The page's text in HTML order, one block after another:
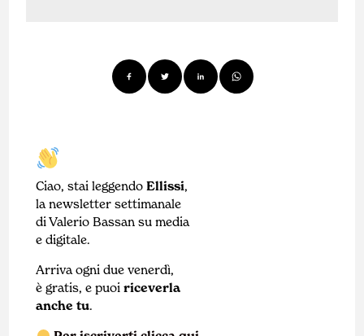
Ciao, stai leggendoEllissi,
la newsletter settimanale
di Valerio Bassan su media
e digitale.
Arriva ogni due venerdì,
è gratis, e puoiriceverla
anche tu.